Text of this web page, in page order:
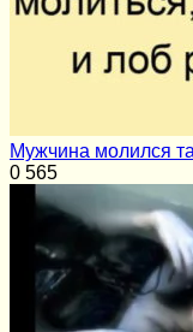
Мужчина молился
0 565